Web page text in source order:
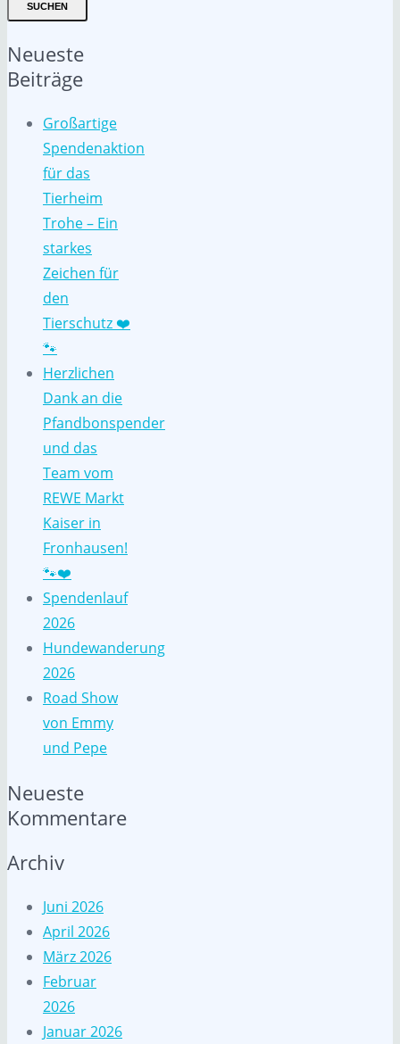
SUCHEN
Neueste
Beiträge
Großartige
Spendenaktion
für das
Tierheim
Trohe – Ein
starkes
Zeichen für
den
Tierschutz ❤️
🐾
Herzlichen
Dank an die
Pfandbonspender
und das
Team vom
REWE Markt
Kaiser in
Fronhausen!
🐾❤️
Spendenlauf
2026
Hundewanderung
2026
Road Show
von Emmy
und Pepe
Neueste
Kommentare
Archiv
Juni 2026
April 2026
März 2026
Februar
2026
Januar 2026